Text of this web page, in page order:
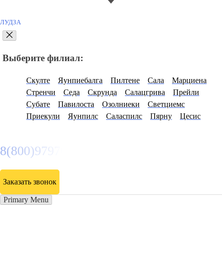
ЛУДЗА
Выберите филиал:
Скулте Яунпиебалга Пилтене Сала
Марциена
Стренчи
Седа Скрунда Салацгрива
Прейли
Субате
Павилоста Озолниеки
Светциемс
Приекули
Яунпилс Саласпилс Пярну Цесис
8(800)9797043
Заказать звонок
Primary Menu